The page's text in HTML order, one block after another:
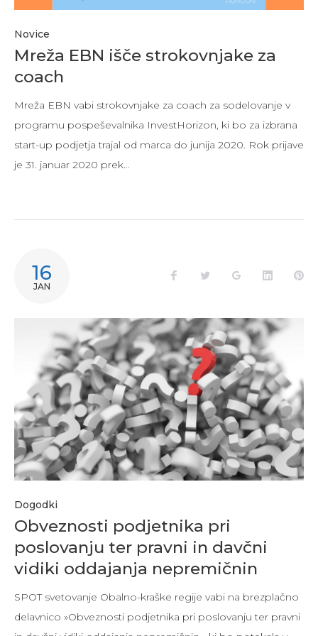
Novice
Mreža EBN išče strokovnjake za
coach
Mreža EBN vabi strokovnjake za coach za sodelovanje v
programu pospeševalnika InvestHorizon, ki bo za izbrana
start-up podjetja trajal od marca do junija 2020. Rok prijave
je 31. januar 2020 prek…
16
JAN
FacebookTwitter Google+LinkedIn
Dogodki
Obveznosti podjetnika pri
poslovanju ter pravni in davčni
vidiki oddajanja nepremičnin
SPOT svetovanje Obalno-kraške regije vabi na brezplačno
delavnico »Obveznosti podjetnika pri poslovanju ter pravni